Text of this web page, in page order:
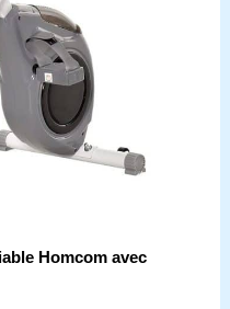
Homcom avec